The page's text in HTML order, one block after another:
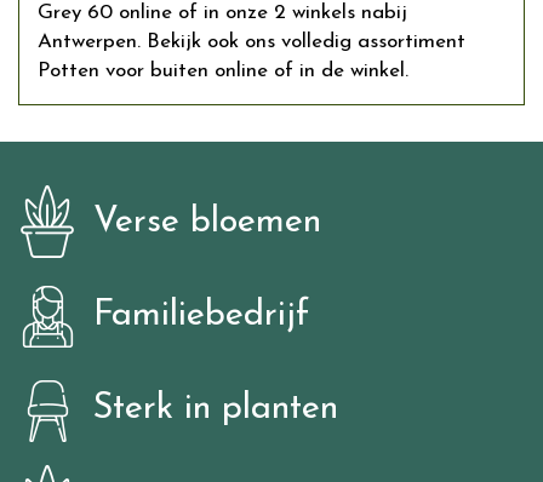
Grey 60 online of in onze 2 winkels nabij
Antwerpen. Bekijk ook ons volledig assortiment
Potten voor buiten online of in de winkel.
Verse bloemen
Familiebedrijf
Sterk in planten